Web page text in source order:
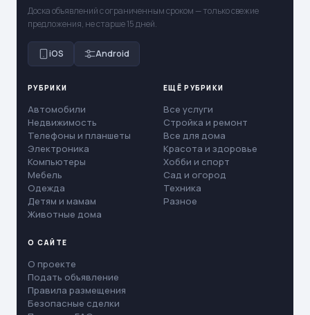
Доска объявлений с ограниченным сроком — только свежие
предложения, не старше 15 дней.
iOS Android
РУБРИКИ
Автомобили
Недвижимость
Телефоны и планшеты
Электроника
Компьютеры
Мебель
Одежда
Детям и мамам
Животные дома
ЕЩЁ РУБРИКИ
Все услуги
Стройка и ремонт
Все для дома
Красота и здоровье
Хобби и спорт
Сад и огород
Техника
Разное
О САЙТЕ
О проекте
Подать объявление
Правила размещения
Безопасные сделки